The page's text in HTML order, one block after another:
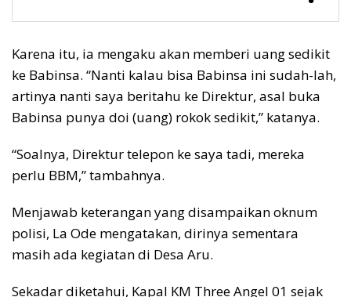
Karena itu, ia mengaku akan memberi uang sedikit
ke Babinsa. “Nanti kalau bisa Babinsa ini sudah-lah,
artinya nanti saya beritahu ke Direktur, asal buka
Babinsa punya doi (uang) rokok sedikit,” katanya.
“Soalnya, Direktur telepon ke saya tadi, mereka
perlu BBM,” tambahnya.
Menjawab keterangan yang disampaikan oknum
polisi, La Ode mengatakan, dirinya sementara
masih ada kegiatan di Desa Aru.
Sekadar diketahui, Kapal KM Three Angel 01 sejak